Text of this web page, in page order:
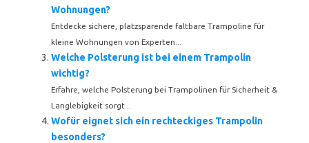
Wohnungen?
Entdecke sichere, platzsparende faltbare Trampoline für
kleine Wohnungen von Experten...
Welche Polsterung ist bei einem Trampolin
wichtig?
Erfahre, welche Polsterung bei Trampolinen für Sicherheit &
Langlebigkeit sorgt...
Wofür eignet sich ein rechteckiges Trampolin
besonders?